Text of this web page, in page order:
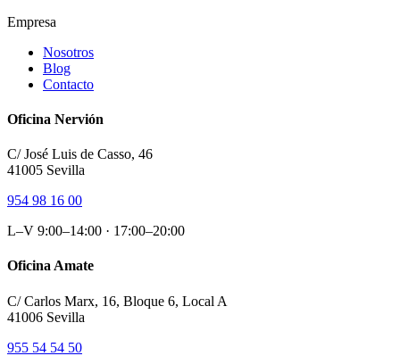
Empresa
Nosotros
Blog
Contacto
Oficina Nervión
C/ José Luis de Casso, 46
41005 Sevilla
954 98 16 00
L–V 9:00–14:00 · 17:00–20:00
Oficina Amate
C/ Carlos Marx, 16, Bloque 6, Local A
41006 Sevilla
955 54 54 50